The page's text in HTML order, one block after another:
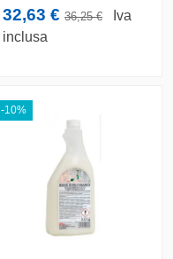
32,63 €36,25 €
Iva
inclusa
-10%